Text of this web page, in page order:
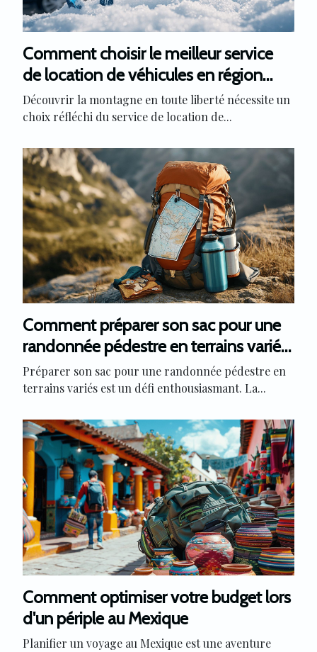
Comment choisir le meilleur service
de location de véhicules en région
montagneuse ?
Découvrir la montagne en toute liberté nécessite un
choix réfléchi du service de location de...
Comment préparer son sac pour une
randonnée pédestre en terrains variés
?
Préparer son sac pour une randonnée pédestre en
terrains variés est un défi enthousiasmant. La...
Comment optimiser votre budget lors
d'un périple au Mexique
Planifier un voyage au Mexique est une aventure